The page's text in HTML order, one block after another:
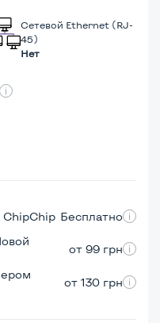
Сетевой Ethernet (RJ-
45)
Нет
ChipChip Бесплатно
от 99 грн
от 130 грн